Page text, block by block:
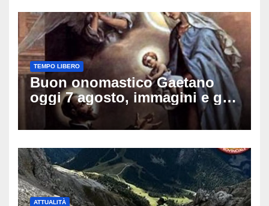
TEMPO LIBERO
Buon onomastico Gaetano
oggi 7 agosto, immagini e gif
di auguri da condividere sui
social
ATTUALITÀ